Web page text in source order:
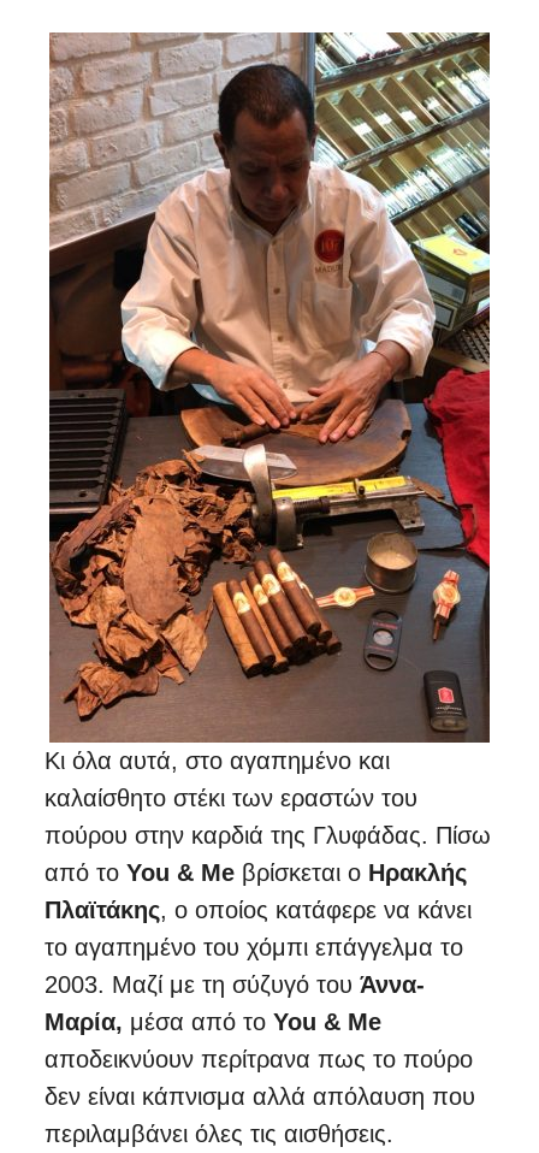
Κι όλα αυτά, στο αγαπημένο και
καλαίσθητο στέκι των εραστών του
πούρου στην καρδιά της Γλυφάδας. Πίσω
από το You & Meβρίσκεται οΗρακλής
Πλαϊτάκης, ο οποίος κατάφερε να κάνει
το αγαπημένο του χόμπι επάγγελμα το
2003. Μαζί με τη σύζυγό του Άννα-
Μαρία, μέσα από το You & Me
αποδεικνύουν περίτρανα πως το πούρο
δεν είναι κάπνισμα αλλά απόλαυση που
περιλαμβάνει όλες τις αισθήσεις.